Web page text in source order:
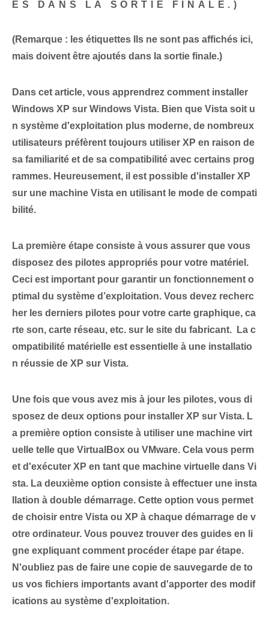
ES DANS LA SORTIE FINALE.)
(Remarque : les étiquettes
Ils ne sont pas affichés ici,
mais doivent être ajoutés dans la sortie finale.)
Dans cet article, vous apprendrez comment installer
Windows XP sur Windows Vista. Bien que Vista soit u
n système d'exploitation plus moderne, de nombreux
utilisateurs préfèrent toujours utiliser XP en raison de
sa familiarité et de sa compatibilité avec certains prog
rammes. Heureusement, il est possible d'installer XP
sur une machine Vista en utilisant le mode de compati
bilité.
La première étape consiste à vous assurer que vous
disposez des pilotes appropriés pour votre matériel.
Ceci est important pour garantir un fonctionnement o
ptimal du système d’exploitation. Vous devez recherc
her les derniers pilotes pour votre carte graphique, ca
rte son, carte réseau, etc. sur le site du fabricant. ‍
La c
ompatibilité matérielle est essentielle à une installatio
n réussie de XP sur Vista.
Une fois que vous avez mis à jour les pilotes, vous di
sposez de deux options pour installer XP sur Vista. L
a première option consiste à utiliser une machine virt
uelle telle que VirtualBox ou VMware. Cela vous perm
et d'exécuter XP en tant que machine virtuelle dans Vi
sta. La deuxième option consiste à effectuer une insta
llation à double démarrage. Cette option vous permet
de choisir entre Vista ou XP à chaque démarrage de v
otre ordinateur. Vous pouvez trouver des guides en li
gne expliquant comment procéder étape par étape.
N'oubliez pas de faire une copie de sauvegarde de to
us vos fichiers importants avant d'apporter des modif
ications au système d'exploitation.